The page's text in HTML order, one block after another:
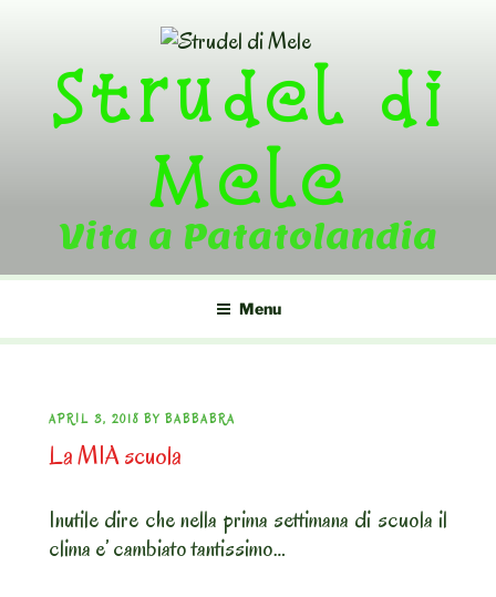
contentStrudel di
Mele
Vita a Patatolandia
Menu
POSTED
ON
APRIL 3, 2018 BY BABBABRA
La MIA scuola
Inutile dire che nella prima settimana di scuola il
clima e’ cambiato tantissimo…